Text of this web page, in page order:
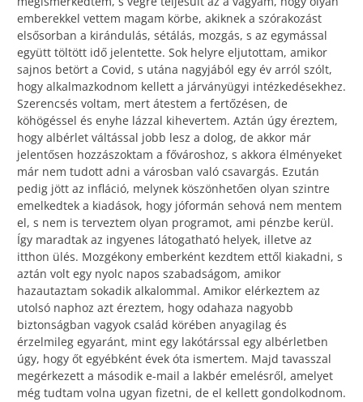
emberekkel vettem magam körbe, akiknek a szórakozást
elsősorban a kirándulás, sétálás, mozgás, s az egymással
együtt töltött idő jelentette. Sok helyre eljutottam, amikor
sajnos betört a Covid, s utána nagyjából egy év arról szólt,
hogy alkalmazkodnom kellett a járványügyi intézkedésekhez.
Szerencsés voltam, mert átestem a fertőzésen, de
köhögéssel és enyhe lázzal kihevertem. Aztán úgy éreztem,
hogy albérlet váltással jobb lesz a dolog, de akkor már
jelentősen hozzászoktam a fővároshoz, s akkora élményeket
már nem tudott adni a városban való csavargás. Ezután
pedig jött az infláció, melynek köszönhetően olyan szintre
emelkedtek a kiadások, hogy jóformán sehová nem mentem
el, s nem is terveztem olyan programot, ami pénzbe kerül.
Így maradtak az ingyenes látogatható helyek, illetve az
itthon ülés. Mozgékony emberként kezdtem ettől kiakadni, s
aztán volt egy nyolc napos szabadságom, amikor
hazautaztam sokadik alkalommal. Amikor elérkeztem az
utolsó naphoz azt éreztem, hogy odahaza nagyobb
biztonságban vagyok család körében anyagilag és
érzelmileg egyaránt, mint egy lakótárssal egy albérletben
úgy, hogy őt egyébként évek óta ismertem. Majd tavasszal
megérkezett a második e-mail a lakbér emelésről, amelyet
még tudtam volna ugyan fizetni, de el kellett gondolkodnom.